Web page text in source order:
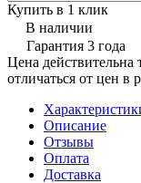
Купить в 1 клик
В наличии
Гарантия 3 года
Цена действительна
отличаться от цен в
Описание
Отзывы
Оплата
Доставка